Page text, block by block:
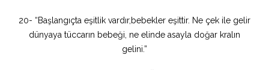
20- “Başlangıçta eşitlik vardır,bebekler eşittir. Ne çek ile gelir
dünyaya tüccarın bebeği, ne elinde asayla doğar kralın
gelini.”